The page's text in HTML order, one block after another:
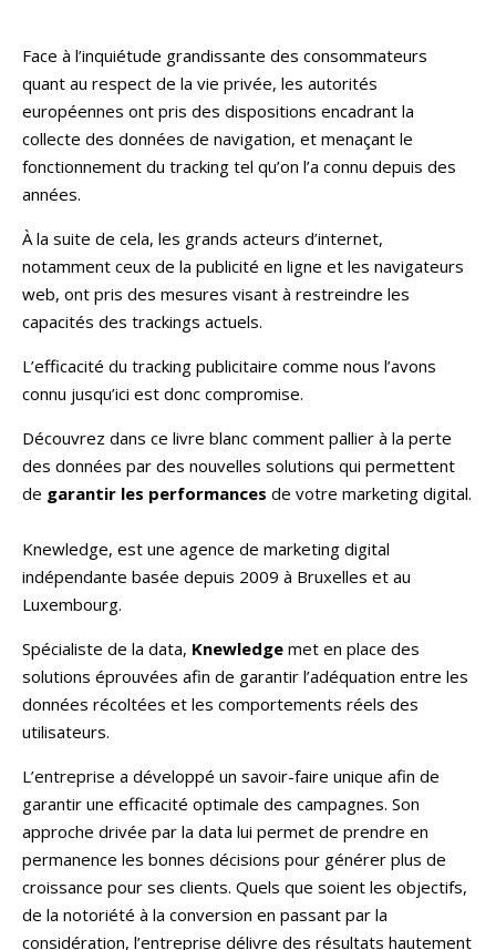
Face à l’inquiétude grandissante des consommateurs
quant au respect de la vie privée, les autorités
européennes ont pris des dispositions encadrant la
collecte des données de navigation, et menaçant le
fonctionnement du tracking tel qu’on l’a connu depuis des
années.
À la suite de cela, les grands acteurs d’internet,
notamment ceux de la publicité en ligne et les navigateurs
web, ont pris des mesures visant à restreindre les
capacités des trackings actuels.
L’efficacité du tracking publicitaire comme nous l’avons
connu jusqu’ici est donc compromise.
Découvrez dans ce livre blanc comment pallier à la perte
des données par des nouvelles solutions qui permettent
de garantir les performances de votre marketing digital.
Knewledge, est une agence de marketing digital
indépendante basée depuis 2009 à Bruxelles et au
Luxembourg.
Spécialiste de la data, Knewledge met en place des
solutions éprouvées afin de garantir l’adéquation entre les
données récoltées et les comportements réels des
utilisateurs.
L’entreprise a développé un savoir-faire unique afin de
garantir une efficacité optimale des campagnes. Son
approche drivée par la data lui permet de prendre en
permanence les bonnes décisions pour générer plus de
croissance pour ses clients. Quels que soient les objectifs,
de la notoriété à la conversion en passant par la
considération, l’entreprise délivre des résultats hautement